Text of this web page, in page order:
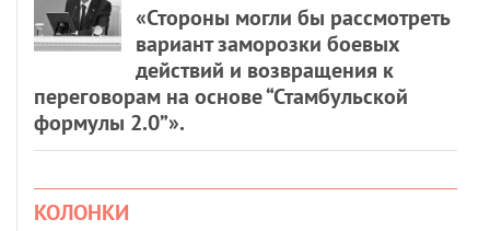
«Стороны могли бы рассмотреть
вариант заморозки боевых
действий и возвращения к
переговорам на основе “Стамбульской
формулы 2.0”».
КОЛОНКИ